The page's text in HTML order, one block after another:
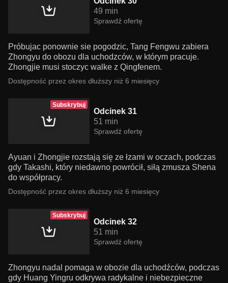
49 min
Sprawdź ofertę
Próbujac ponownie sie pogodzic, Tang Fengwu zabiera
Zhongyu do obozu dla uchodzców, w którym pracuje.
Zhongjie musi stoczyc walke z Qingfenem.
Dostępność przez okres dłuższy niż 6 miesięcy
Subskrybuj
Odcinek 31
51 min
Sprawdź ofertę
Ayuan i Zhongjie rozstają się ze łzami w oczach, podczas
gdy Takashi, który niedawno powrócił, siłą zmusza Shena
do współpracy.
Dostępność przez okres dłuższy niż 6 miesięcy
Subskrybuj
Odcinek 32
51 min
Sprawdź ofertę
Zhongyu nadal pomaga w obozie dla uchodźców, podczas
gdy Huang Yingru odkrywa radykalne i niebezpieczne